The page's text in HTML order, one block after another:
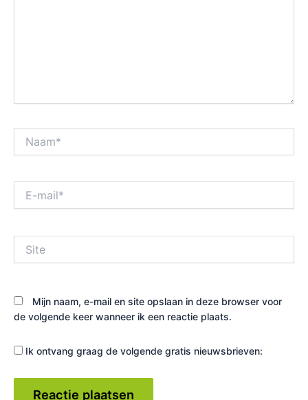
mail*
Mijn naam, e-mail en site opslaan in deze browser voor
de volgende keer wanneer ik een reactie plaats.
Ik ontvang graag de volgende gratis nieuwsbrieven: